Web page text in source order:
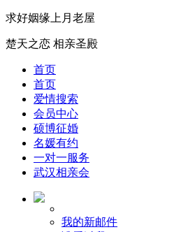
求好姻缘上月老屋
楚天之恋 相亲圣殿
首页
首页
爱情搜索
会员中心
硕博征婚
名媛有约
一对一服务
武汉相亲会
我的新邮件